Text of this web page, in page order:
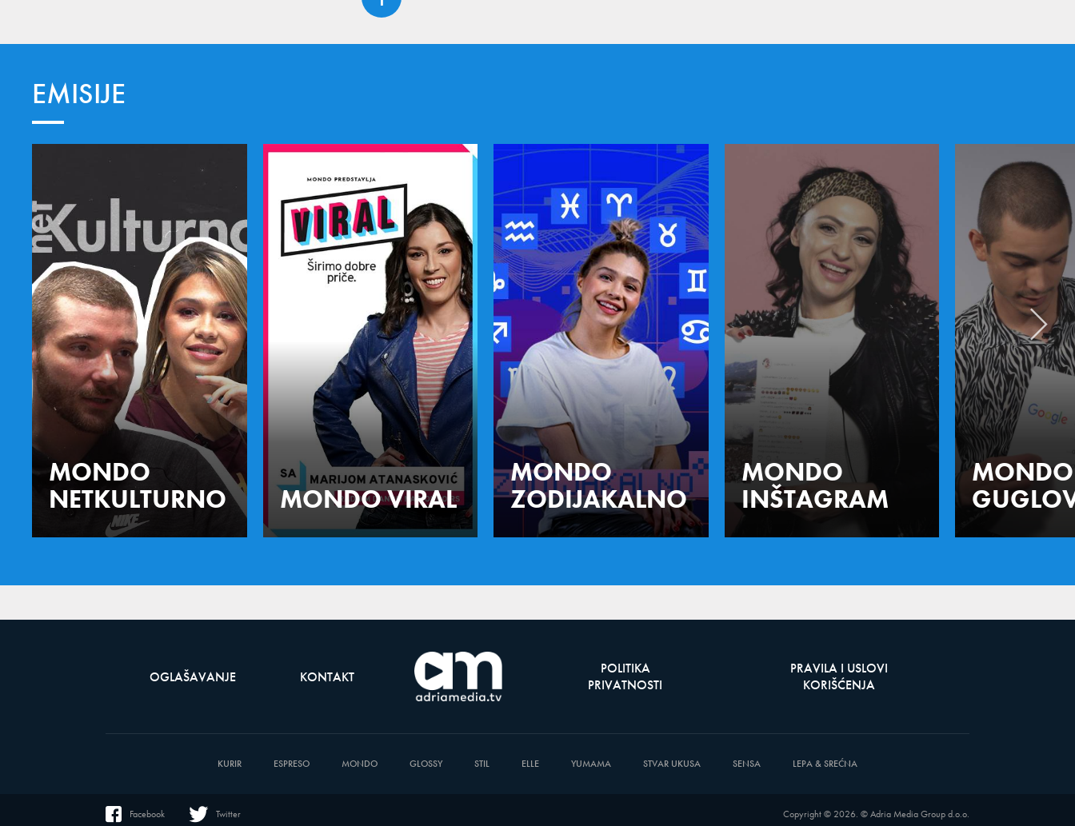
EMISIJE
MONDO
NETKULTURNO
MONDO VIRAL
MONDO
ZODIJAKALNO
MONDO
INŠTAGRAM
MONDO
OGLAŠAVANJE KONTAKT
POLITIKA
PRIVATNOSTI
PRAVILA I USLOVI
KORIŠĆENJA
KURIR ESPRESO MONDO GLOSSY STIL ELLE YUMAMA STVAR UKUSA SENSA LEPA & SREĆNA
Facebook Twitter Copyright © 2026. © Adria Media Group d.o.o.